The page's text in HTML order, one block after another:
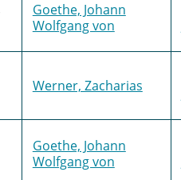
Goethe, Johann
Wolfgang von
Werner, Zacharias
Goethe, Johann
Wolfgang von